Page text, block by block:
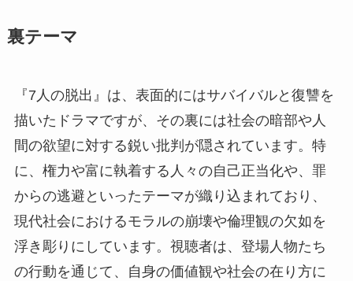
裏テーマ
『7人の脱出』は、表面的にはサバイバルと復讐を
描いたドラマですが、その裏には社会の暗部や人
間の欲望に対する鋭い批判が隠されています。特
に、権力や富に執着する人々の自己正当化や、罪
からの逃避といったテーマが織り込まれており、
現代社会におけるモラルの崩壊や倫理観の欠如を
浮き彫りにしています。視聴者は、登場人物たち
の行動を通じて、自身の価値観や社会の在り方に